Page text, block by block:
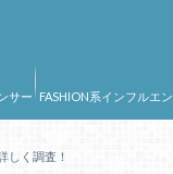
サー FASHION系インフルエ
しく調査！